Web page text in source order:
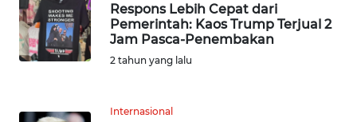
Respons Lebih Cepat dari
Pemerintah: Kaos Trump Terjual 2
Jam Pasca-Penembakan
2 tahun yang lalu
Internasional
WN
JAMBI